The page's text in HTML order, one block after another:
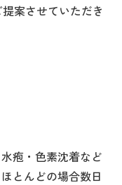
案させていただき
疱・色素沈着など
とんどの場合数日